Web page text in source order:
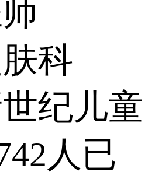
科
纪儿童
人已